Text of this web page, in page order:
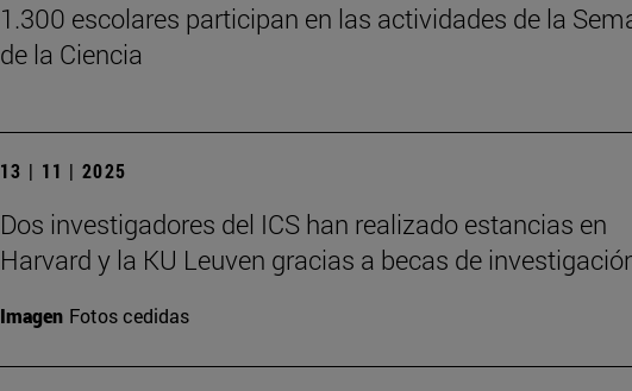
1.300 escolares participan en las actividades de la
de la Ciencia
13 | 11 | 2025
Dos investigadores del ICS han realizado estancias en
Harvard y la KU Leuven gracias a becas de
Imagen Fotos cedidas